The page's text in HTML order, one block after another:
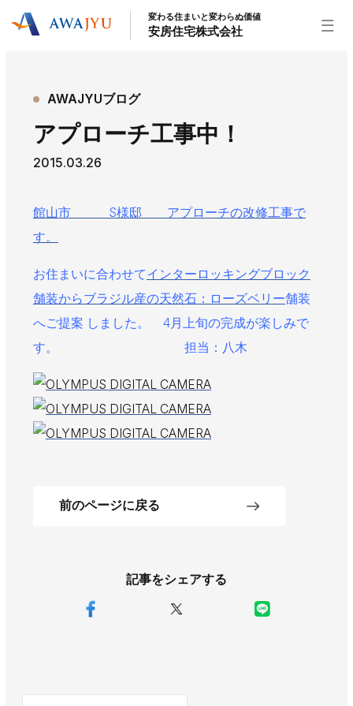
リフォーム事業 外装事業
新築住宅事業
不動産事業
安房住宅について
スタッフ紹介
お知らせ
社長ブログ お知らせ
AWAJYUブログ
大型工事施工事例
採用情報
協力会社募集
変わる住まいと変わらぬ価値
安房住宅株式会社
記事をシェアする
AWAJYUブログ
アプローチ工事中！
2015.03.26
館山市 S様邸 アプローチの改修工事で
す。
お住まいに合わせてインターロッキングブロック
舗装からブラジル産の天然石：ローズベリー舗装
へご提案 しました。 4月上旬の完成が楽しみで
す。 担当：八木
前のページに戻る